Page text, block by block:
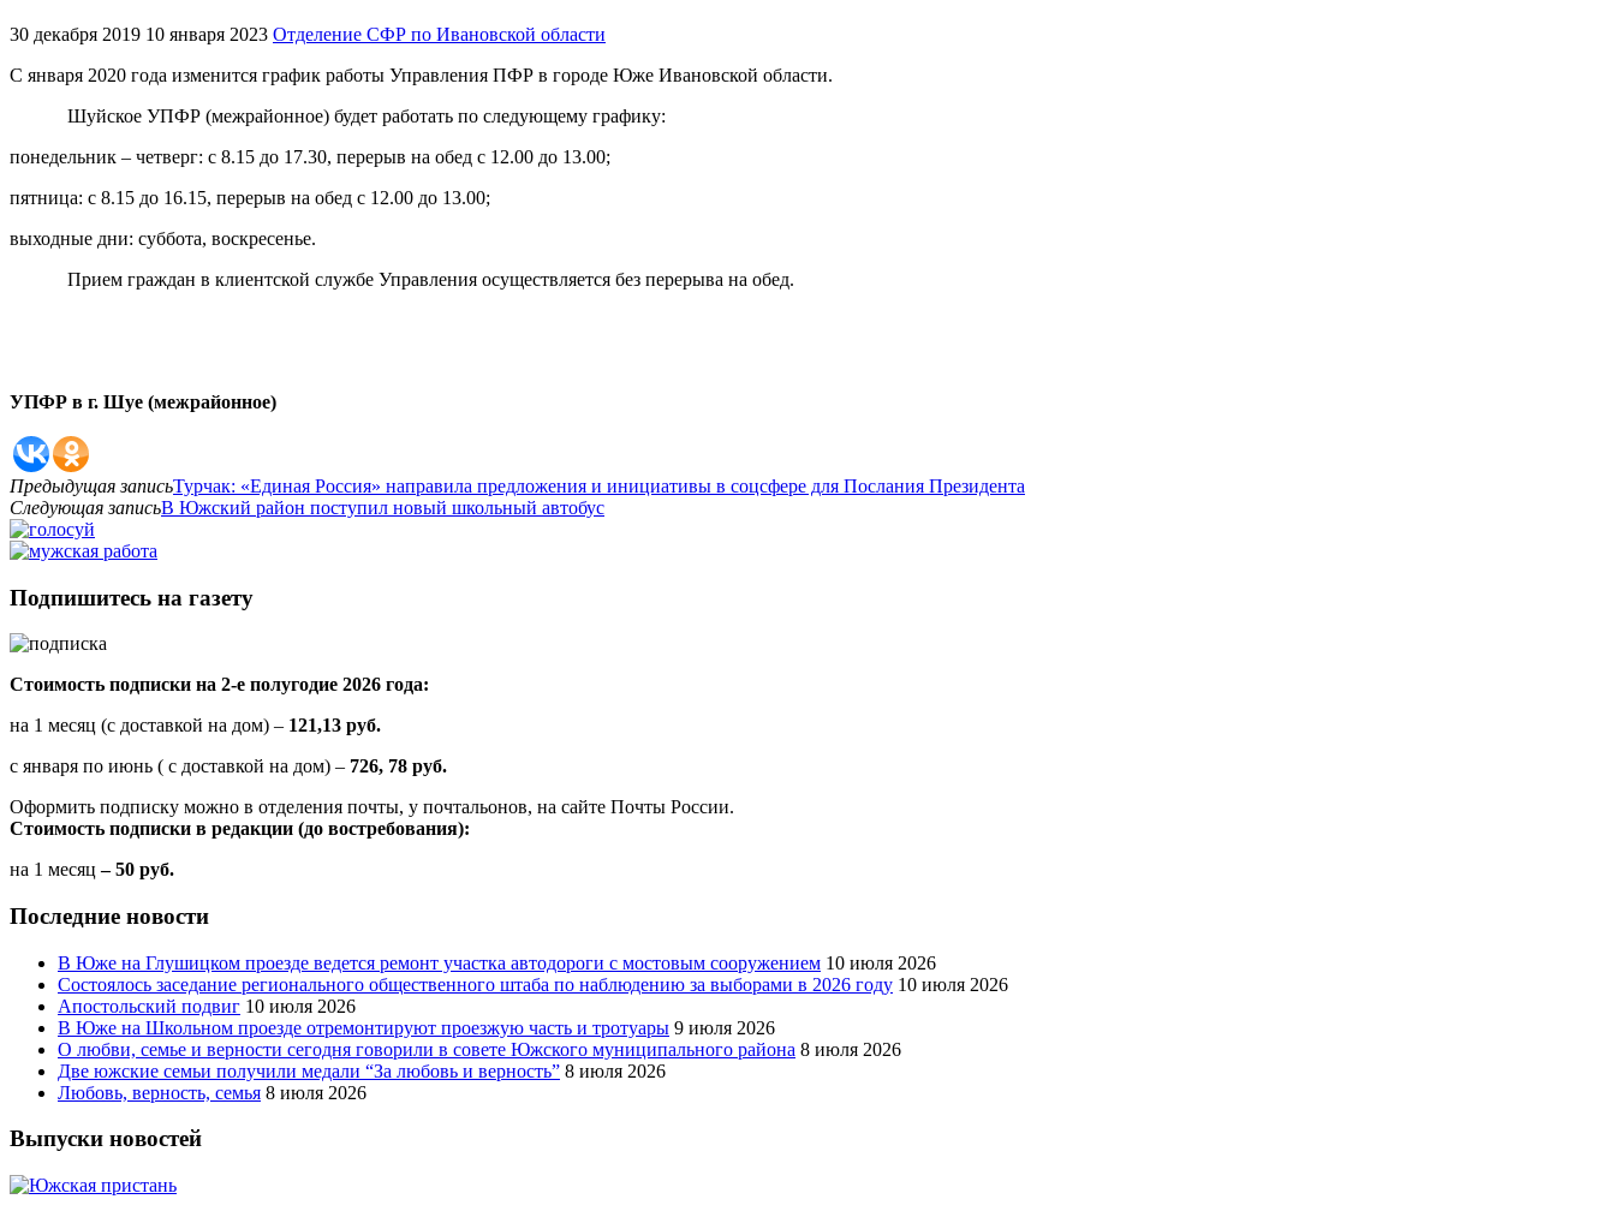
30 декабря 2019 10 января 2023 Отделение СФР по Ивановской области
С января 2020 года изменится график работы Управления ПФР в городе Юже Ивановской области.
Шуйское УПФР (межрайонное) будет работать по следующему графику:
понедельник – четверг: с 8.15 до 17.30, перерыв на обед с 12.00 до 13.00;
пятница: с 8.15 до 16.15, перерыв на обед с 12.00 до 13.00;
выходные дни: суббота, воскресенье.
Прием граждан в клиентской службе Управления осуществляется без перерыва на обед.
УПФР в г. Шуе (межрайонное)
Предыдущая записьТурчак: «Единая Россия» направила предложения и инициативы в соцсфере для Послания Президента
Следующая записьВ Южский район поступил новый школьный автобус
Подпишитесь на газету
Стоимость подписки на 2-е полугодие 2026 года:
на 1 месяц (с доставкой на дом) – 121,13 руб.
с января по июнь ( с доставкой на дом) – 726, 78 руб.
Оформить подписку можно в отделения почты, у почтальонов, на сайте Почты России.
Стоимость подписки в редакции (до востребования):
на 1 месяц – 50 руб.
Последние новости
В Юже на Глушицком проезде ведется ремонт участка автодороги с мостовым сооружением 10 июля 2026
Состоялось заседание регионального общественного штаба по наблюдению за выборами в 2026 году 10 июля 2026
Апостольский подвиг 10 июля 2026
В Юже на Школьном проезде отремонтируют проезжую часть и тротуары 9 июля 2026
О любви, семье и верности сегодня говорили в совете Южского муниципального района 8 июля 2026
Две южские семьи получили медали “За любовь и верность” 8 июля 2026
Любовь, верность, семья 8 июля 2026
Выпуски новостей